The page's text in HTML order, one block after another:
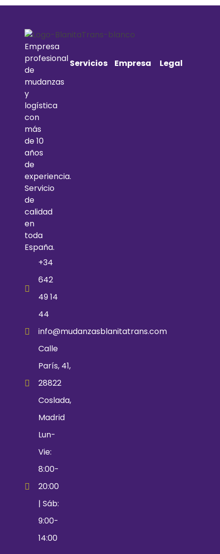
Empresa
profesional
de
mudanzas
y
logística
con
más
de 10
años
de
experiencia.
Servicio
de
calidad
en
toda
España.
+34
642
49 14
44
info@mudanzasblanitatrans.com
Calle
París, 41,
28822
Coslada,
Madrid
Lun-
Vie:
8:00-
20:00
| Sáb:
9:00-
14:00
Servicios Empresa Legal